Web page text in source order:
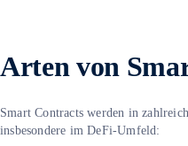
Arten von
Smart Contracts werden in
insbesondere im DeFi-Umfeld: